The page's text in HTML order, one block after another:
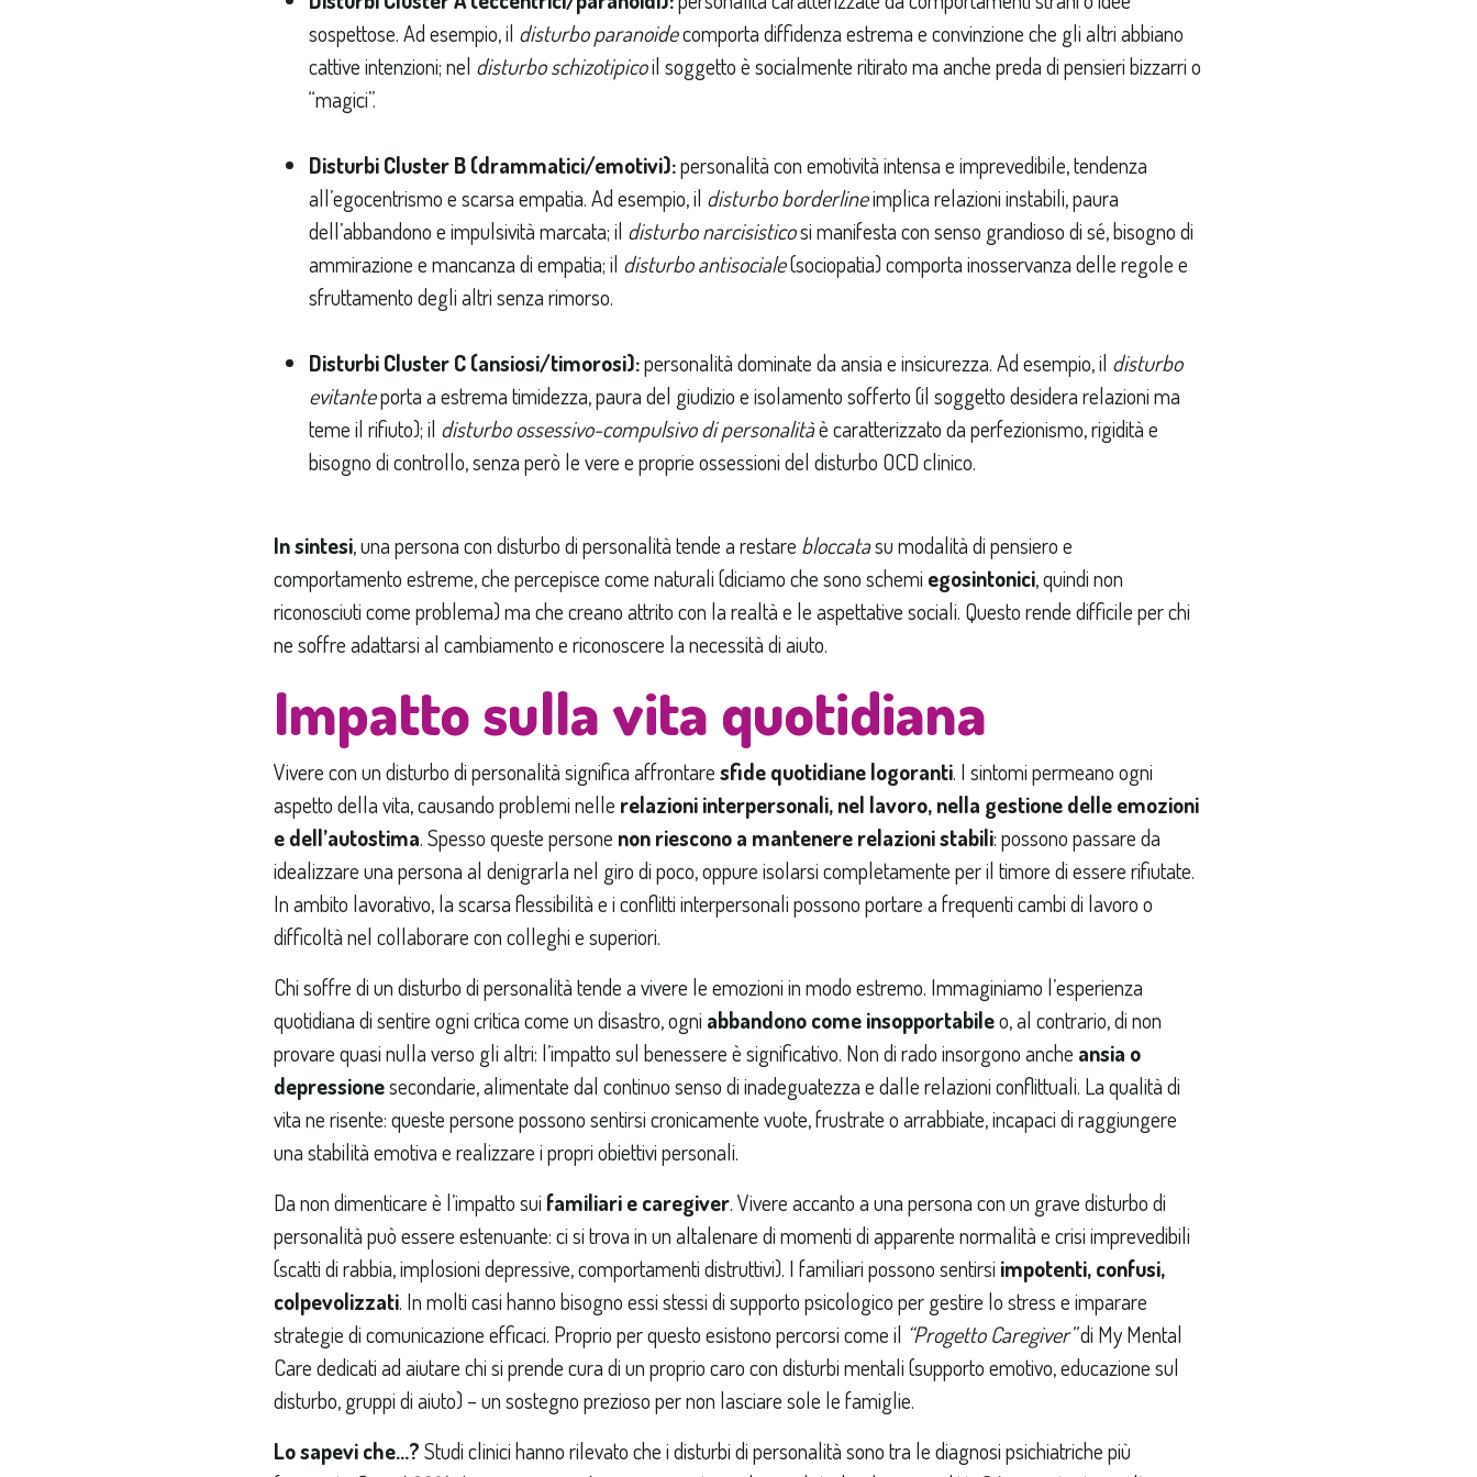
sospettose. Ad esempio, il disturbo paranoidecomporta diffidenza estrema e convinzione che gli altri abbiano
cattive intenzioni; nel disturbo schizotipicoil soggetto è socialmente ritirato ma anche preda di pensieri bizzarri o
“magici”.
Disturbi Cluster B (drammatici/emotivi):personalità con emotività intensa e imprevedibile, tendenza
all’egocentrismo e scarsa empatia. Ad esempio, il disturbo borderlineimplica relazioni instabili, paura
dell’abbandono e impulsività marcata; il disturbo narcisisticosi manifesta con senso grandioso di sé, bisogno di
ammirazione e mancanza di empatia; il disturbo antisociale(sociopatia) comporta inosservanza delle regole e
sfruttamento degli altri senza rimorso.
Disturbi Cluster C (ansiosi/timorosi):personalità dominate da ansia e insicurezza. Ad esempio, il disturbo
evitanteporta a estrema timidezza, paura del giudizio e isolamento sofferto (il soggetto desidera relazioni ma
teme il rifiuto); il disturbo ossessivo-compulsivo di personalitàè caratterizzato da perfezionismo, rigidità e
bisogno di controllo, senza però le vere e proprie ossessioni del disturbo OCD clinico.
In sintesi, una persona con disturbo di personalità tende a restare bloccatasu modalità di pensiero e
comportamento estreme, che percepisce come naturali (diciamo che sono schemi egosintonici, quindi non
riconosciuti come problema) ma che creano attrito con la realtà e le aspettative sociali. Questo rende difficile per chi
ne soffre adattarsi al cambiamento e riconoscere la necessità di aiuto.
Impatto sulla vita quotidiana
Vivere con un disturbo di personalità significa affrontaresfide quotidiane logoranti. I sintomi permeano ogni
aspetto della vita, causando problemi nelle relazioni interpersonali, nel lavoro, nella gestione delle emozioni
e dell’autostima. Spesso queste persone non riescono a mantenere relazioni stabili: possono passare da
idealizzare una persona al denigrarla nel giro di poco, oppure isolarsi completamente per il timore di essere rifiutate.
In ambito lavorativo, la scarsa flessibilità e i conflitti interpersonali possono portare a frequenti cambi di lavoro o
difficoltà nel collaborare con colleghi e superiori.
Chi soffre di un disturbo di personalità tende a vivere le emozioni in modo estremo. Immaginiamo l’esperienza
quotidiana di sentire ogni critica come un disastro, ogni abbandono come insopportabileo, al contrario, di non
provare quasi nulla verso gli altri: l’impatto sul benessere è significativo. Non di rado insorgono anche ansia o
depressionesecondarie, alimentate dal continuo senso di inadeguatezza e dalle relazioni conflittuali. La qualità di
vita ne risente: queste persone possono sentirsi cronicamente vuote, frustrate o arrabbiate, incapaci di raggiungere
una stabilità emotiva e realizzare i propri obiettivi personali.
Da non dimenticare è l’impatto sui familiari e caregiver. Vivere accanto a una persona con un grave disturbo di
personalità può essere estenuante: ci si trova in un altalenare di momenti di apparente normalità e crisi imprevedibili
(scatti di rabbia, implosioni depressive, comportamenti distruttivi). I familiari possono sentirsi impotenti, confusi,
colpevolizzati. In molti casi hanno bisogno essi stessi di supporto psicologico per gestire lo stress e imparare
strategie di comunicazione efficaci. Proprio per questo esistono percorsi come il “Progetto Caregiver”di My Mental
Care dedicati ad aiutare chi si prende cura di un proprio caro con disturbi mentali (supporto emotivo, educazione sul
disturbo, gruppi di aiuto) – un sostegno prezioso per non lasciare sole le famiglie.
Lo sapevi che…?Studi clinici hanno rilevato che i disturbi di personalità sono tra le diagnosi psichiatriche più